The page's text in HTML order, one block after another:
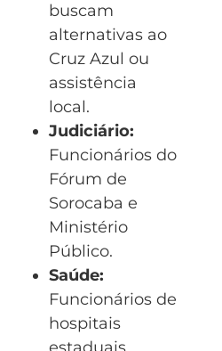
buscam
alternativas ao
Cruz Azul ou
assistência
local.
Judiciário:
Funcionários do
Fórum de
Sorocaba e
Ministério
Público.
Saúde:
Funcionários de
hospitais